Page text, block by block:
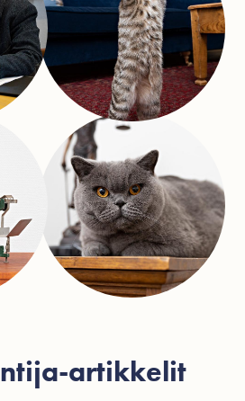
artikkelit